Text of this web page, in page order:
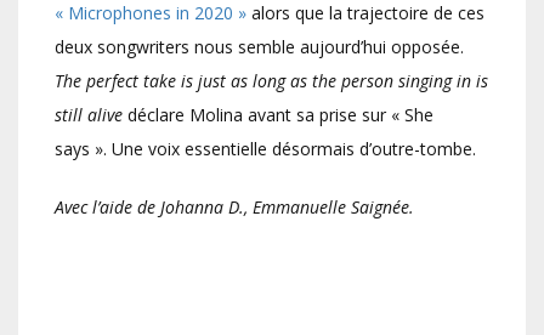
« Microphones in 2020 » alors que la trajectoire de ces
deux songwriters nous semble aujourd’hui opposée.
The perfect take is just as long as the person singing in is
still alive déclare Molina avant sa prise sur « She
says ». Une voix essentielle désormais d’outre-tombe.
Avec l’aide de Johanna D., Emmanuelle Saignée.